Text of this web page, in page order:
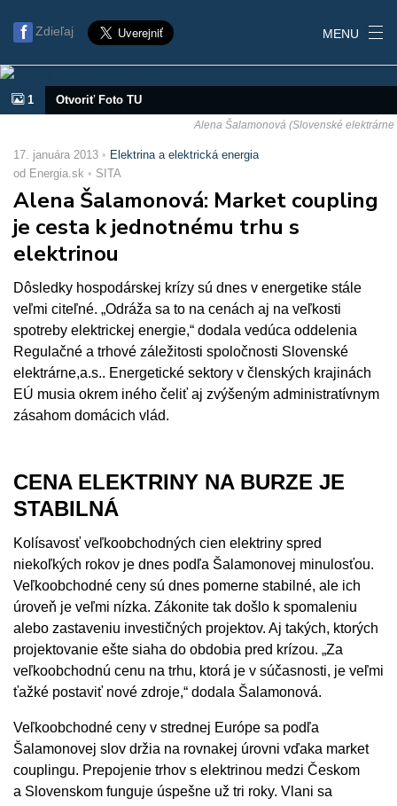
Zdieľaj MENU
1 Otvoriť Foto TU
Alena Šalamonová (Slovenské elektrárne
17. januára 2013
Elektrina a elektrická energia
od Energia.sk
SITA
Alena Šalamonová: Market coupling
je cesta k jednotnému trhu s
elektrinou
Dôsledky hospodárskej krízy sú dnes v energetike stále
veľmi citeľné. „Odráža sa to na cenách aj na veľkosti
spotreby elektrickej energie,“ dodala vedúca oddelenia
Regulačné a trhové záležitosti spoločnosti Slovenské
elektrárne,a.s.. Energetické sektory v členských krajinách
EÚ musia okrem iného čeliť aj zvýšeným administratívnym
zásahom domácich vlád.
CENA ELEKTRINY NA BURZE JE
STABILNÁ
Kolísavosť veľkoobchodných cien elektriny spred
niekoľkých rokov je dnes podľa Šalamonovej minulosťou.
Veľkoobchodné ceny sú dnes pomerne stabilné, ale ich
úroveň je veľmi nízka. Zákonite tak došlo k spomaleniu
alebo zastaveniu investičných projektov. Aj takých, ktorých
projektovanie ešte siaha do obdobia pred krízou. „Za
veľkoobchodnú cenu na trhu, ktorá je v súčasnosti, je veľmi
ťažké postaviť nové zdroje,“ dodala Šalamonová.
Veľkoobchodné ceny v strednej Európe sa podľa
Šalamonovej slov držia na rovnakej úrovni vďaka market
couplingu. Prepojenie trhov s elektrinou medzi Českom
a Slovenskom funguje úspešne už tri roky. Vlani sa